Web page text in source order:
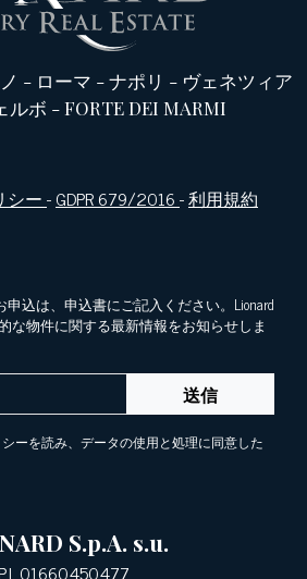
- ローマ -ナポリ - ヴェネツィア
ルボ -FORTE DEI MARMI
シー-GDPR 679/2016-利用規約
込は、申込書にご記入ください。Lionard
的な物件に関する最新情報をお知らせしま
送信
ーを読み、データの使用と処理に同意した
S.p.A. s.u.
01660450477